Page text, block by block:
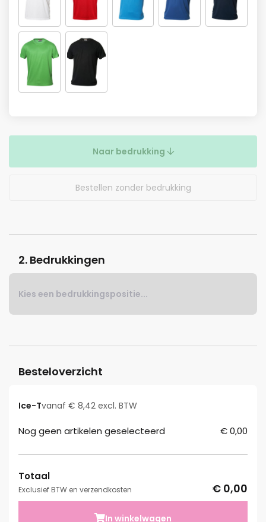
Naar bedrukking
Bestellen zonder bedrukking
2. Bedrukkingen
Kies een bedrukkingspositie...
Besteloverzicht
Ice-Tvanaf € 8,42 excl. BTW
Nog geen artikelen geselecteerd € 0,00
Totaal
Exclusief BTW en verzendkosten € 0,00
In winkelwagen